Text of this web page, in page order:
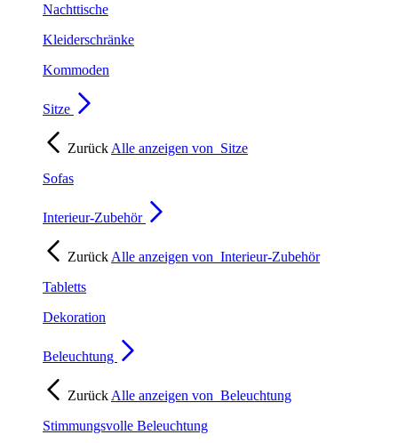
Nachttische
Kleiderschränke
Kommoden
Sitze
Zurück Alle anzeigen von Sitze
Sofas
Interieur-Zubehör
Zurück Alle anzeigen von Interieur-Zubehör
Tabletts
Dekoration
Beleuchtung
Zurück Alle anzeigen von Beleuchtung
Stimmungsvolle Beleuchtung